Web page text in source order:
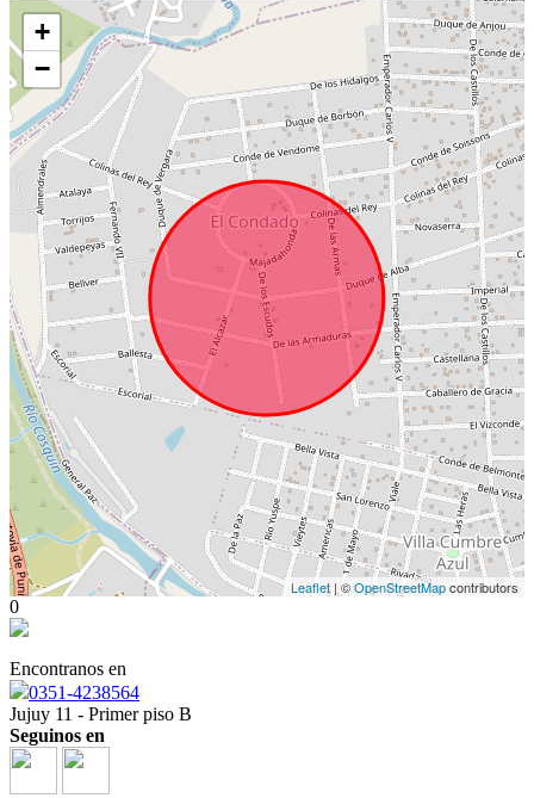
+
−
Leaflet | ©OpenStreetMapcontributors
0
Encontranos en
0351-4238564
Jujuy 11 - Primer piso B
Seguinos en